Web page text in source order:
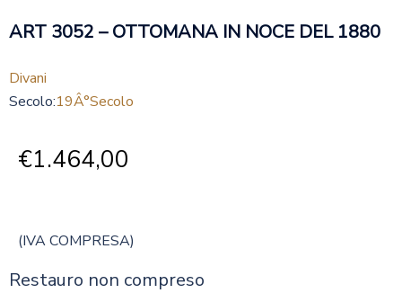
ART 3052 – OTTOMANA IN NOCE DEL 1880
Divani
Secolo:19Â°secolo
€1.464,00
(IVA COMPRESA)
Restauro non compreso